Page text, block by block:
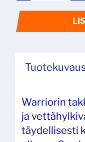
Warriorin
ja
täydellisesti